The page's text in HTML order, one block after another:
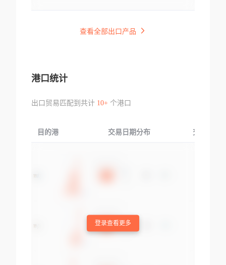
查看全部出口产品
港口统计
出口贸易匹配到共计 10+个港口
目的港 交易日期分布 交易产品
登录查看更多